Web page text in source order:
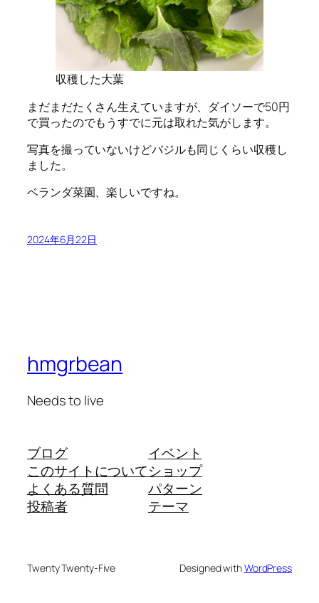
収穫した大葉
まだまだたくさん生えていますが、ダイソーで50円
で買ったのでもうすでに元は取れた気がします。
写真を撮っていないけどバジルも同じくらい収穫し
ました。
ベランダ菜園、楽しいですね。
2024年6月22日
hmgrbean
Needs to live
ブログ
このサイトについて
よくある質問
投稿者
イベント
ショップ
パターン
テーマ
Twenty Twenty-Five Designed withWordPress